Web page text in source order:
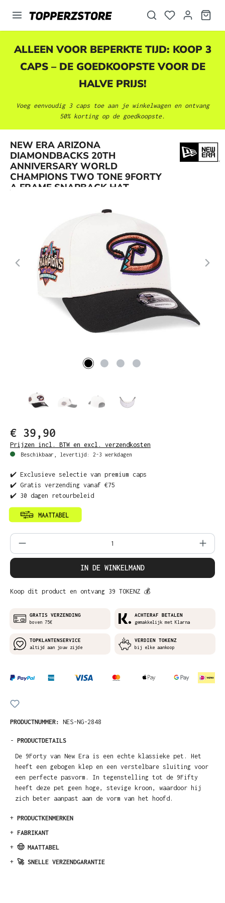
ALLEEN VOOR BEPERKTE TIJD: KOOP 3
CAPS – DE GOEDKOOPSTE VOOR DE
HALVE PRIJS!
Voeg eenvoudig 3 caps toe aan je winkelwagen en ontvang
50% korting op de goedkoopste.
NEW ERA ARIZONA
DIAMONDBACKS 20TH
ANNIVERSARY WORLD
CHAMPIONS TWO TONE 9FORTY
A FRAME SNAPBACK HAT
Afbeeldingengalerij overslaan
€ 39,90
Prijzen incl. BTW en excl. verzendkosten
Beschikbaar, levertijd: 2-3 werkdagen
✔️ Exclusieve selectie van premium caps
✔️ Gratis verzending vanaf €75
✔️ 30 dagen retourbeleid
Producthoeveelheid: Voer de gewenste
IN DE WINKELMAND
Koop dit product en ontvang 39 TOKENZ 💰
GRATIS VERZENDING
boven 75€
ACHTERAF BETALEN
gemakkelijk met Klarna
TOPKLANTENSERVICE
altijd aan jouw zijde
VERDIEN TOKENZ
bij elke aankoop
PRODUCTNUMMER: NES-NG-2848
- PRODUCTDETAILS
De 9Forty van New Era is een echte klassieke pet. Het
heeft een gebogen klep en een verstelbare sluiting voor
een perfecte pasvorm. In tegenstelling tot de 9Fifty
heeft deze pet geen hoge, stevige kroon, waardoor hij
zich beter aanpast aan de vorm van het hoofd.
+ PRODUCTKENMERKEN
+ FABRIKANT
+ 🤠 MAATTABEL
+ 🚀 SNELLE VERZENDGARANTIE